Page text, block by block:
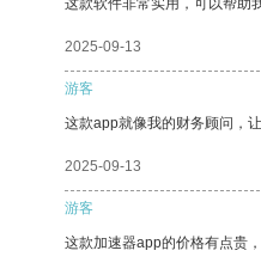
这款软件非常实用，可以帮助
2025-09-13
游客
这款app就像我的财务顾问，
2025-09-13
游客
这款加速器app的价格有点贵